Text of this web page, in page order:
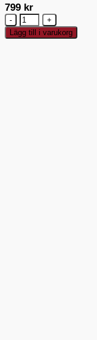
799 kr
Skeppshult
Professional
Traktörpanna
Lägg till i varukorg